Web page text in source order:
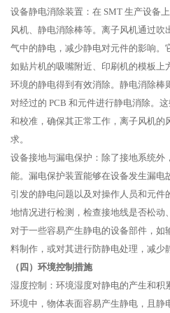
设备静电消除装置：在 SMT 生产设备
风机、静电消除棒等。离子风机通过
气中的静电，减少静电对元件的影响。
如贴片机的吸嘴附近、印刷机的模板上
环境的静电得到有效消除。静电消除棒
对经过的 PCB 和元件进行静电消除。
和校准，确保其正常工作，离子风机的
求。
设备接地与漏电保护：除了接地系统外
能。漏电保护装置能够在设备发生漏电
引发的静电问题以及对操作人员和元
地情况进行检测，检查接地线是否松动
对于一些容易产生静电的设备部件，如
料制作，或对其进行防静电处理，减少
（四）环境控制措施
湿度控制：环境湿度对静电的产生和积
环境中，物体表面容易产生静电，且静